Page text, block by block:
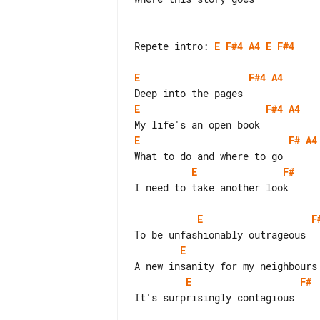
Repete intro: E F#4 A4 E F#4
E F#4 A4
E
F#4 A4
E
F# A4
E
F#
I need to take another look
E
E
E
F#
It's surprisingly contagious